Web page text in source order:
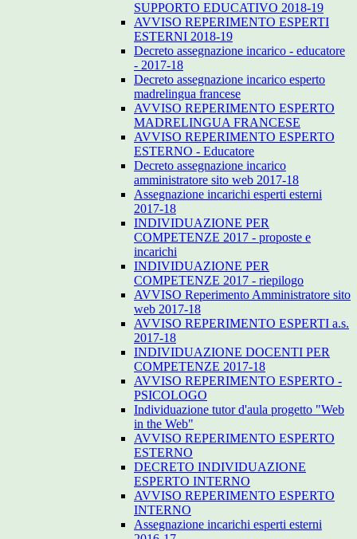
SUPPORTO EDUCATIVO 2018-19
AVVISO REPERIMENTO ESPERTI
ESTERNI 2018-19
Decreto assegnazione incarico - educatore
- 2017-18
Decreto assegnazione incarico esperto
madrelingua francese
AVVISO REPERIMENTO ESPERTO
MADRELINGUA FRANCESE
AVVISO REPERIMENTO ESPERTO
ESTERNO - Educatore
Decreto assegnazione incarico
amministratore sito web 2017-18
Assegnazione incarichi esperti esterni
2017-18
INDIVIDUAZIONE PER
COMPETENZE 2017 - proposte e
incarichi
INDIVIDUAZIONE PER
COMPETENZE 2017 - riepilogo
AVVISO Reperimento Amministratore sito
web 2017-18
AVVISO REPERIMENTO ESPERTI a.s.
2017-18
INDIVIDUAZIONE DOCENTI PER
COMPETENZE 2017-18
AVVISO REPERIMENTO ESPERTO -
PSICOLOGO
Individuazione tutor d'aula progetto "Web
in the Web"
AVVISO REPERIMENTO ESPERTO
ESTERNO
DECRETO INDIVIDUAZIONE
ESPERTO INTERNO
AVVISO REPERIMENTO ESPERTO
INTERNO
Assegnazione incarichi esperti esterni